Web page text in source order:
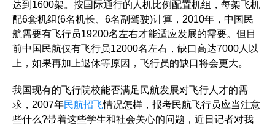
达到1600架。按国际通行的人机比例配置机组，每架飞机
配6套机组(6名机长、6名副驾驶)计算，2010年，中国民
航需要有飞行员19200名左右才能适应发展的需要。但目
前中国民航仅有飞行员12000名左右，缺口高达7000人以
上，如果再加上退休等原因，飞行员的缺口将会更大。
我国现有的飞行院校能否满足民航发展对飞行人才的需
求，2007年民航招飞情况怎样，报考民航飞行员应当注意
些什么?带着这些学生和社会关心的问题，近日记者对我